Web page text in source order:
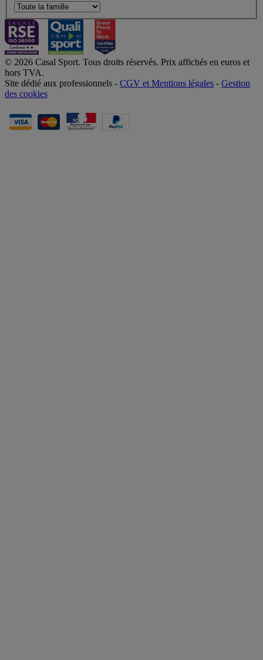
© 2026 Casal Sport. Tous droits réservés. Prix affichés en euros et
hors TVA.
Site dédié aux professionnels - CGV et Mentions légales - Gestion
des cookies